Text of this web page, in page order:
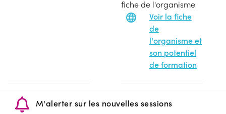
fiche de l'organisme
Voir la fiche
de
l'organisme et
son potentiel
de formation
M'alerter sur les nouvelles sessions